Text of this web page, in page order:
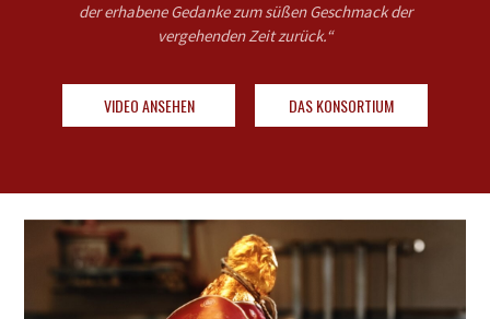
Konsortiums
Kontakte
En Es
der erhabene Gedanke zum süßen Geschmack der
vergehenden Zeit zurück.“
VIDEO ANSEHEN DAS KONSORTIUM